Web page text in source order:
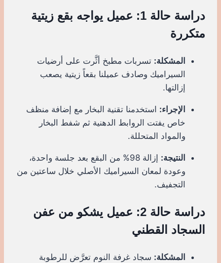
دراسة حالة 1: عميل يواجه بقع زيتية
متكررة
المشكلة: تسربات مطبخ أثَّرت على أرضيات
السيراميك وصادف عميلنا بقعاً زيتية يصعب
إزالتها.
الإجراء: استخدمنا تقنية البخار مع إضافة منظف
خاص يفتت الروابط الدهنية ثم شفط البخار
والمواد المتحللة.
النتيجة:
إزالة 98% من البقع بعد جلسة واحدة،
وعودة لمعان السيراميك الأصلي خلال ساعتين من
التجفيف.
دراسة حالة 2: عميل يشكو من عفن
السجاد القطني
المشكلة: سجاد غرفة النوم تعرَّض للرطوبة